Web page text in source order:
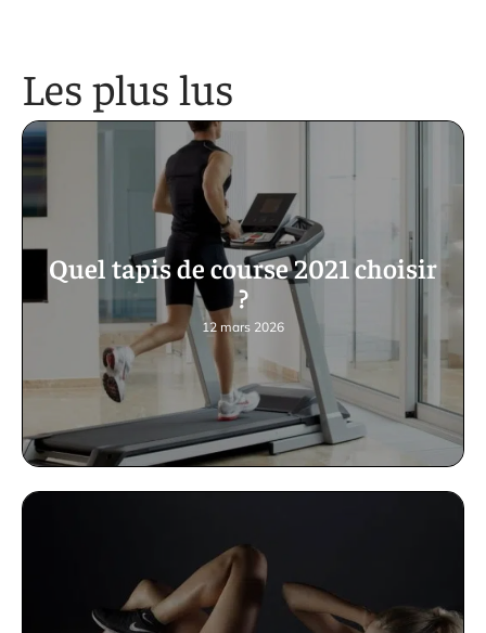
Les plus lus
Quel tapis de course 2021 choisir
?
12 mars 2026